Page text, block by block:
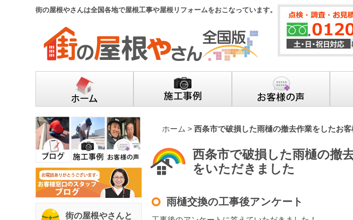
街の屋根やさんは全国各地で屋根工事や屋根リフォームをおこなっています。
街の屋根やさんと
ホーム > 西条市で破損した雨樋の撤去作業をしたお
西条市で破損した雨樋の撤
をいただきました
雨樋交換の工事後アンケート